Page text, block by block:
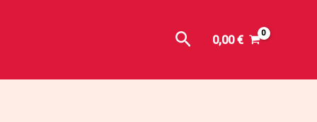
Buscar
0,00€